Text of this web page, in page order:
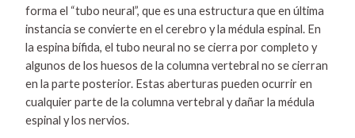
forma el “tubo neural”, que es una estructura que en última
instancia se convierte en el cerebro y la médula espinal. En
la espina bífida, el tubo neural no se cierra por completo y
algunos de los huesos de la columna vertebral no se cierran
en la parte posterior. Estas aberturas pueden ocurrir en
cualquier parte de la columna vertebral y dañar la médula
espinal y los nervios.